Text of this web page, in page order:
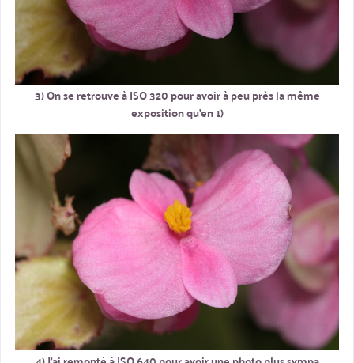
3) On se retrouve à ISO 320 pour avoir à peu près la même
exposition qu’en 1)